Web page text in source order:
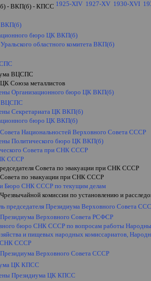
- ВКП(б) - КПСС 1925-XIV 1927-XV 1930-XVI
ВКП(б)
бюро ЦК ВКП(б)
областного комитета ВКП(б)
ВЦСПС
ЦК Союза металлистов
Организационного бюро ЦК ВКП(б)
ВЦСПС
Секретариата ЦК ВКП(б)
бюро ЦК ВКП(б)
Совета Национальностей Верховного Совета СССР
Политического бюро ЦК ВКП(б)
Совета при СНК СССР
СССР
Совета по эвакуации при СНК СССР
Совета по эвакуации при СНК СССР
Бюро СНК СССР по текущим делам
комиссии по установлению и
председателя Президиума Верховного Совета
Президиума Верховного Совета РСФСР
бюро СНК СССР по вопросам работы
и пищевых народных комиссариатов,
СНК СССР
Президиума Верховного Совета СССР
ЦК КПСС
Президиума ЦК КПСС